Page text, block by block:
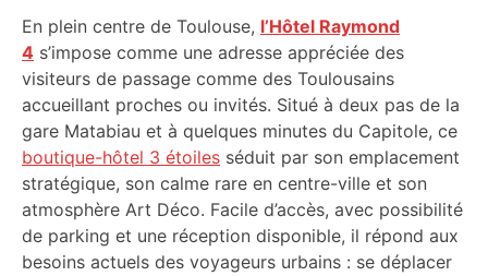
En plein centre de Toulouse, l’Hôtel Raymond
4 s’impose comme une adresse appréciée des
visiteurs de passage comme des Toulousains
accueillant proches ou invités. Situé à deux pas de la
gare Matabiau et à quelques minutes du Capitole, ce
boutique-hôtel 3 étoiles séduit par son emplacement
stratégique, son calme rare en centre-ville et son
atmosphère Art Déco. Facile d’accès, avec possibilité
de parking et une réception disponible, il répond aux
besoins actuels des voyageurs urbains : se déplacer